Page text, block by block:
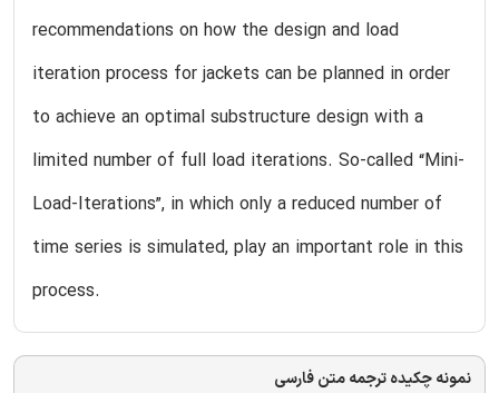
recommendations on how the design and load
iteration process for jackets can be planned in order
to achieve an optimal substructure design with a
limited number of full load iterations. So-called “Mini-
Load-Iterations”, in which only a reduced number of
time series is simulated, play an important role in this
process.
نمونه چکیده ترجمه متن فارسی